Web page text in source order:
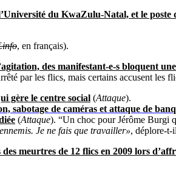
du KwaZulu-Natal, et le
, en français).
des manifestant-e-s bloquent
par les flics, mais certains accusent les
gère le centre social (Attaque).
sabotage de caméras et attaque de
(Attaque). “Un choc pour Jérôme Burgi
Je ne fais que travailler», déplore-t-
meurtres de 12 flics en 2009 lors